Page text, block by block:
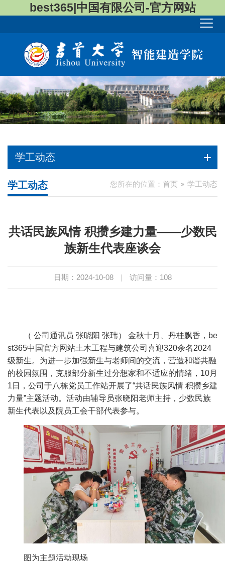
best365|中国有限公司-官方网站
学工动态
您所在的位置： 首页 学工动态
学工动态
共话民族风情 积攒乡建力量——少数民
族新生代表座谈会
日期：2024-10-08 | 访问量： 108
（ 公司通讯员 张晓阳 张玮） 金秋十月、丹桂飘香，be
st365中国官方网站土木工程与建筑公司喜迎320余名2024
级新生。为进一步加强新生与老师间的交流，营造和谐共融
的校园氛围，克服部分新生过分想家和不适应的情绪，10月
1日，公司于八栋党员工作站开展了“共话民族风情 积攒乡建
力量”主题活动。活动由辅导员张晓阳老师主持，少数民族
新生代表以及院员工会干部代表参与。
图为主题活动现场